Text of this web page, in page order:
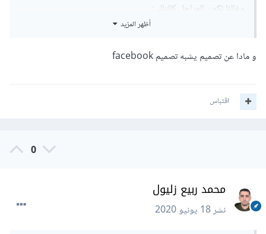
وغالبًا تكون المراحل كالتالي:
يضغط المستخدم على زر الدخول
ترسل المعلومات للخادم
المعلومات في قاعدة البيانات
إن كانت المعلومات صحيحة نقوم بتوليد Token بطريقة ما.
خلال Token يمكنه أيضًا تحديد المستخدم الذي قام
بإرسال الطلب.
أظهر المزيد
و مادا عن تصميم يشبه تصميم facebook
اقتباس
0
محمد ربيع زليول
نشر18 يونيو 2020